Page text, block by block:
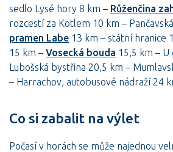
sedlo Lysé hory 8 km – Růženčina
rozcestí za Kotlem 10 km –
pramen Labe 13 km – státní hranice
15 km – Vosecká bouda 15,5 km –
Lubošská bystřina 20,5 km –
– Harrachov, autobusové nádraží 24
Co si zabalit na výlet
Počasí v horách se může najednou